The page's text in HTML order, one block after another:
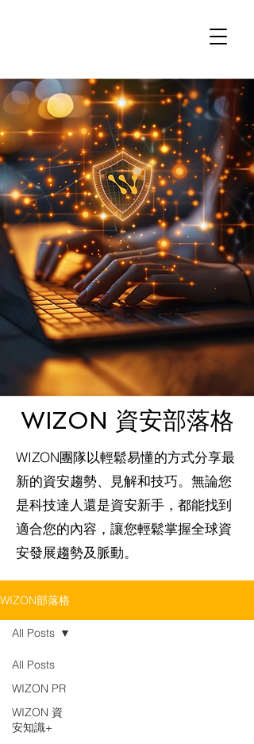
WIZON 資安部落格
WIZON團隊以輕鬆易懂的方式分享最
新的資安趨勢、見解和技巧。無論您
是科技達人還是資安新手，都能找到
適合您的內容，讓您輕鬆掌握全球資
安發展趨勢及脈動。
WIZON部落格
All Posts
WIZON PR
WIZON 資
安知識+
All Posts